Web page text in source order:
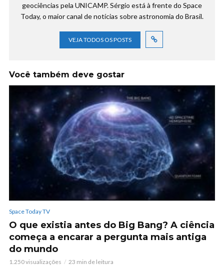
geociências pela UNICAMP. Sérgio está à frente do Space
Today, o maior canal de notícias sobre astronomia do Brasil.
VEJA TODOS OS POSTS
Você também deve gostar
Space Today TV
O que existia antes do Big Bang? A ciência
começa a encarar a pergunta mais antiga
do mundo
1.250 visualizações 23 min de leitura